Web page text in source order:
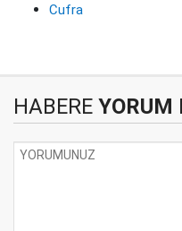
Cufra
HABERE YORUM